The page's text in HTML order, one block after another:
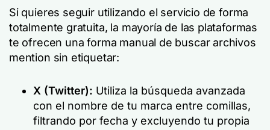
Si quieres seguir utilizando el servicio de forma
totalmente gratuita, la mayoría de las plataformas
te ofrecen una forma manual de buscar archivos
mention sin etiquetar:
X (Twitter): Utiliza la búsqueda avanzada
con el nombre de tu marca entre comillas,
filtrando por fecha y excluyendo tu propia